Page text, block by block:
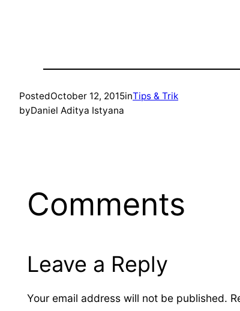
PostedOctober 12, 2015inTips & Trik
byDaniel Aditya Istyana
Comments
Leave a Reply
Your email address will not be published.